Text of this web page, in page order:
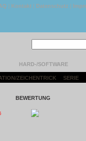
| Kontakt | Datenschutz |
HARD-/SOFTWARE
ZEICHENTRICK SERIE
BEWERTUNG